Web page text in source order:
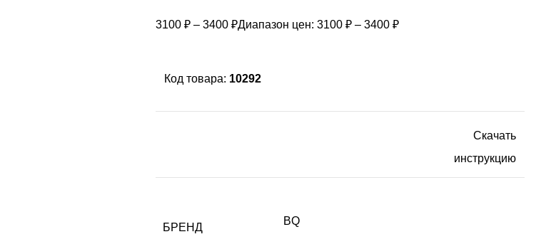
3100 ₽ – 3400 ₽Диапазон цен: 3100 ₽ – 3400 ₽
Код товара: 10292
Скачать
инструкцию
БРЕНД
BQ